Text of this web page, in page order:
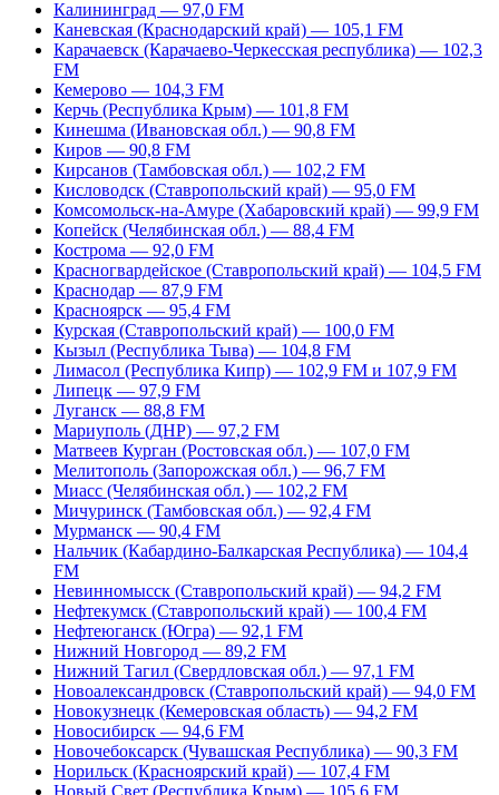
Калининград — 97,0 FM
Каневская (Краснодарский край) — 105,1 FM
Карачаевск (Карачаево-Черкесская республика) — 102,3
FM
Кемерово — 104,3 FM
Керчь (Республика Крым) — 101,8 FM
Кинешма (Ивановская обл.) — 90,8 FM
Киров — 90,8 FM
Кирсанов (Тамбовская обл.) — 102,2 FM
Кисловодск (Ставропольский край) — 95,0 FM
Комсомольск-на-Амуре (Хабаровский край) — 99,9 FM
Копейск (Челябинская обл.) — 88,4 FM
Кострома — 92,0 FM
Красногвардейское (Ставропольский край) — 104,5 FM
Краснодар — 87,9 FM
Красноярск — 95,4 FM
Курская (Ставропольский край) — 100,0 FM
Кызыл (Республика Тыва) — 104,8 FM
Лимасол (Республика Кипр) — 102,9 FM и 107,9 FM
Липецк — 97,9 FM
Луганск — 88,8 FM
Мариуполь (ДНР) — 97,2 FM
Матвеев Курган (Ростовская обл.) — 107,0 FM
Мелитополь (Запорожская обл.) — 96,7 FM
Миасс (Челябинская обл.) — 102,2 FM
Мичуринск (Тамбовская обл.) — 92,4 FM
Мурманск — 90,4 FM
Нальчик (Кабардино-Балкарская Республика) — 104,4
FM
Невинномысск (Ставропольский край) — 94,2 FM
Нефтекумск (Ставропольский край) — 100,4 FM
Нефтеюганск (Югра) — 92,1 FM
Нижний Новгород — 89,2 FM
Нижний Тагил (Свердловская обл.) — 97,1 FM
Новоалександровск (Ставропольский край) — 94,0 FM
Новокузнецк (Кемеровская область) — 94,2 FM
Новосибирск — 94,6 FM
Новочебоксарск (Чувашская Республика) — 90,3 FM
Норильск (Красноярский край) — 107,4 FM
Новый Свет (Республика Крым) — 105,6 FM